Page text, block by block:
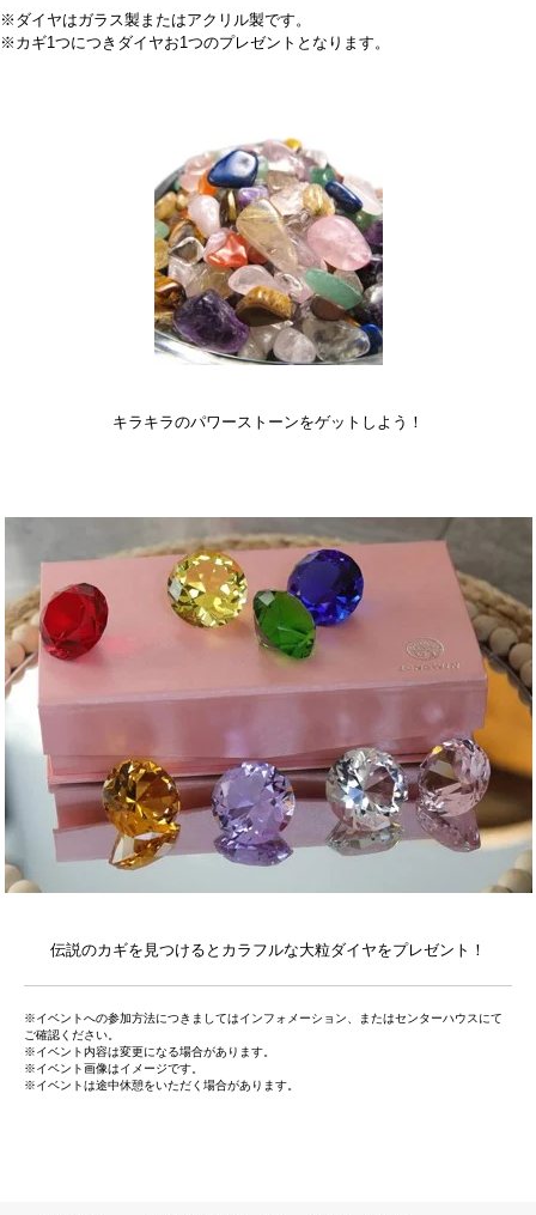
※ダイヤはガラス製またはアクリル製です。
※カギ1つにつきダイヤお1つのプレゼントとなります。
キラキラのパワーストーンをゲットしよう！
伝説のカギを見つけるとカラフルな大粒ダイヤをプレゼント！
※イベントへの参加方法につきましてはインフォメーション、またはセンターハウスにて
ご確認ください。
※イベント内容は変更になる場合があります。
※イベント画像はイメージです。
※イベントは途中休憩をいただく場合があります。